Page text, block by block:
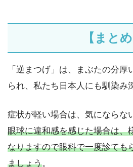
【まとめ
「逆まつげ」は、まぶたの分
られ、私たち日本人にも馴染み
症状が軽い場合は、気にならな
眼球に違和感を感じた場合は、
なりますので眼科で一度診ても
ましょう。